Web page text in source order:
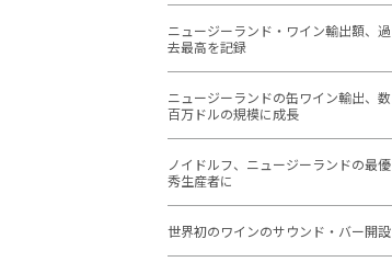
ニュージーランド・ワイン輸出額、過
去最高を記録
ニュージーランドの缶ワイン輸出、数
百万ドルの規模に成長
ノイドルフ、ニュージーランドの最優
秀生産者に
世界初のワインのサウンド・バー開設